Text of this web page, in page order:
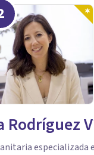
Rodríguez
especializada